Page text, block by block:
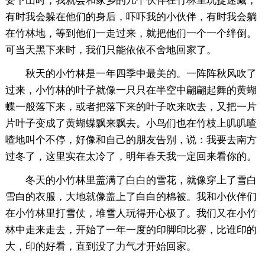
有时我会躲在他们的身后，吓吓我的小伙伴，有时我会躺
在竹林地，等到他们一走过来，就把他们一个一个绊倒。
可当天黑下来时，我们只能依依不舍地回家了。
秋天的小竹林是一年四季中最美的。一阵阵秋风吹了
过来，小竹林的叶子就像一只只在半空中翩翩起舞的黄蝴
蝶一般落下来，或者把落下来的叶子吹来吹去，又把一片
片叶子变成了黄蝴蝶飘来飘去。小鸟们也在竹枝上叽叽喳
喳地叫个不停，好像和自己的朋友告别，说：我要去南方
过冬了，这里实在太冷了，明年春天我一定回来看你的。
冬天的小竹林里盖满了白白的雪花，就像穿上了雪白
雪白的衣服，大地就像盖上了白白的棉被。我和小伙伴们
在小竹林里打雪仗，堆雪人玩得开心极了。我们又在小竹
林中走来走去，开始了一年一度的印脚印比赛，比谁印的
大，印的好看，直到没了力气才开始回家。